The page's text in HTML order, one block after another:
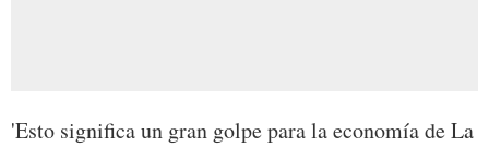
'Esto significa un gran golpe para la economía de La